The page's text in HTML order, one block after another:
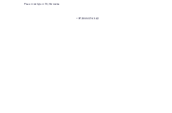
Рішон-ле-Ціон 13, Нетанія
+972555076342